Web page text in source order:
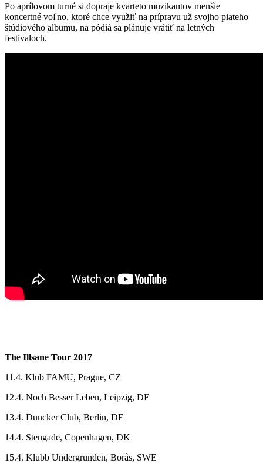
Po aprílovom turné si dopraje kvarteto muzikantov menšie
koncertné voľno, ktoré chce využiť na prípravu už svojho piateho
štúdiového albumu, na pódiá sa plánuje vrátiť na letných
festivaloch.
The Illsane Tour 2017
11.4. Klub FAMU, Prague, CZ
12.4. Noch Besser Leben, Leipzig, DE
13.4. Duncker Club, Berlin, DE
14.4. Stengade, Copenhagen, DK
15.4. Klubb Undergrunden, Borås, SWE